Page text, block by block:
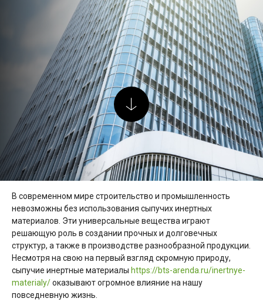
В современном мире строительство и промышленность
невозможны без использования сыпучих инертных
материалов. Эти универсальные вещества играют
решающую роль в создании прочных и долговечных
структур, а также в производстве разнообразной продукции.
Несмотря на свою на первый взгляд скромную природу,
сыпучие инертные материалы https://bts-arenda.ru/inertnye-
materialy/оказывают огромное влияние на нашу
повседневную жизнь.